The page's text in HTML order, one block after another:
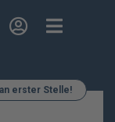
erster Stelle!